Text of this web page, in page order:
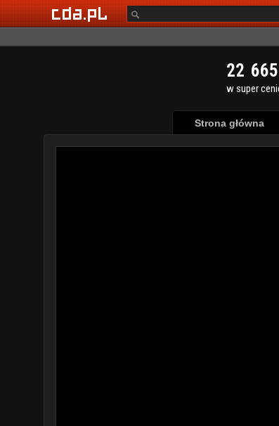
22 665
w super
Strona główna